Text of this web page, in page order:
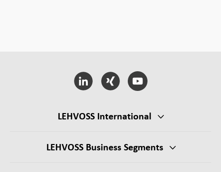
LEHVOSS International
LEHVOSS Business Segments